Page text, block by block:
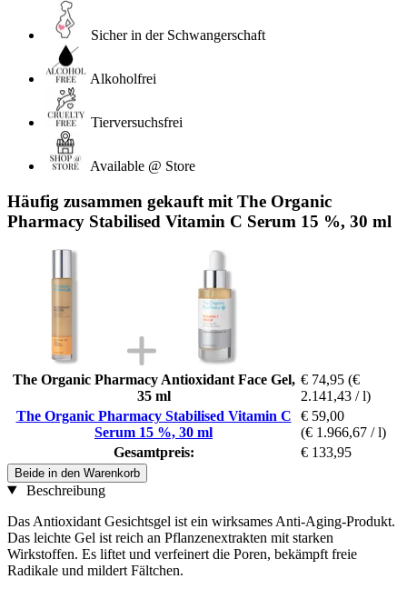
Sicher in der Schwangerschaft
Alkoholfrei
Tierversuchsfrei
Available @ Store
Häufig zusammen gekauft mit The Organic
Pharmacy Stabilised Vitamin C Serum 15 %, 30 ml
The Organic Pharmacy Antioxidant Face Gel,
35 ml
€ 74,95 (€
2.141,43 / l)
The Organic Pharmacy Stabilised Vitamin C
Serum 15 %, 30 ml
€ 59,00
(€ 1.966,67 / l)
Gesamtpreis:
€ 133,95
Beide in den Warenkorb
Beschreibung
Das Antioxidant Gesichtsgel ist ein wirksames Anti-Aging-Produkt.
Das leichte Gel ist reich an Pflanzenextrakten mit starken
Wirkstoffen. Es liftet und verfeinert die Poren, bekämpft freie
Radikale und mildert Fältchen.